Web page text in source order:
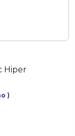
Hiper
)